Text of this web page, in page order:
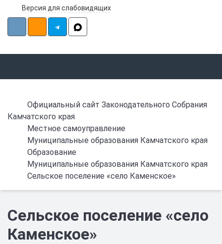
Версия для слабовидящих
Официальный сайт Законодательного Собрания
Камчатского края
Местное самоуправление
Муниципальные образования Камчатского края
Образование
Муниципальные образования Камчатского края
Сельское поселение «село Каменское»
Сельское поселение «село
Каменское»